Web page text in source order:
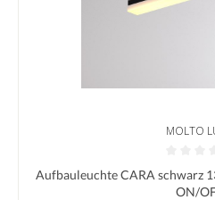
MOLTO
Durchschnittliche Bewertung von 0
Aufbauleuchte CARA schwarz
ON/